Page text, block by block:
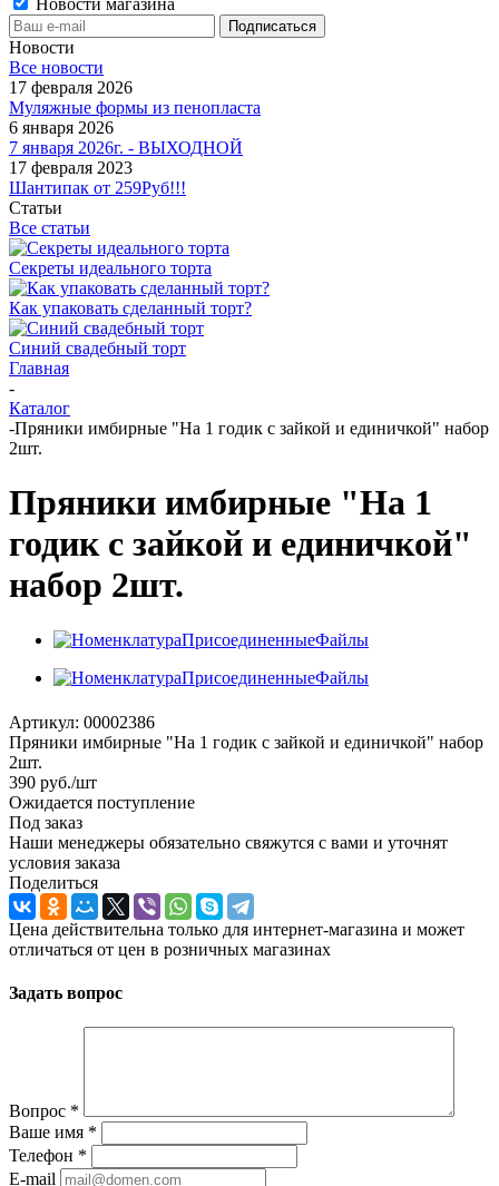
Новости магазина
Новости
Все новости
17 февраля 2026
Муляжные формы из пенопласта
6 января 2026
7 января 2026г. - ВЫХОДНОЙ
17 февраля 2023
Шантипак от 259Руб!!!
Статьи
Все статьи
Секреты идеального торта
Как упаковать сделанный торт?
Синий свадебный торт
Главная
-
Каталог
-Пряники имбирные "На 1 годик с зайкой и единичкой" набор
2шт.
Пряники имбирные "На 1
годик с зайкой и единичкой"
набор 2шт.
Артикул: 00002386
Пряники имбирные "На 1 годик с зайкой и единичкой" набор
2шт.
390 руб./шт
Ожидается поступление
Под заказ
Наши менеджеры обязательно свяжутся с вами и уточнят
условия заказа
Поделиться
Цена действительна только для интернет-магазина и может
отличаться от цен в розничных магазинах
Задать вопрос
Вопрос *
Ваше имя *
Телефон *
E-mail